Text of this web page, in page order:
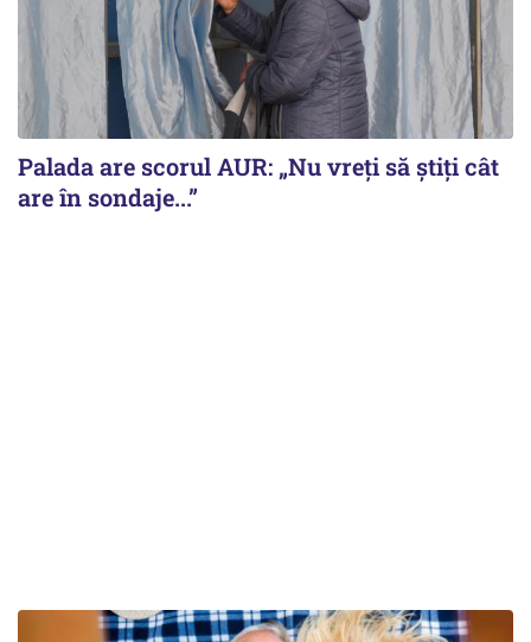
Palada are scorul AUR: „Nu vreți să știți cât
are în sondaje...”